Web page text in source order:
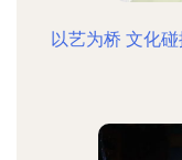
以艺为桥 文化